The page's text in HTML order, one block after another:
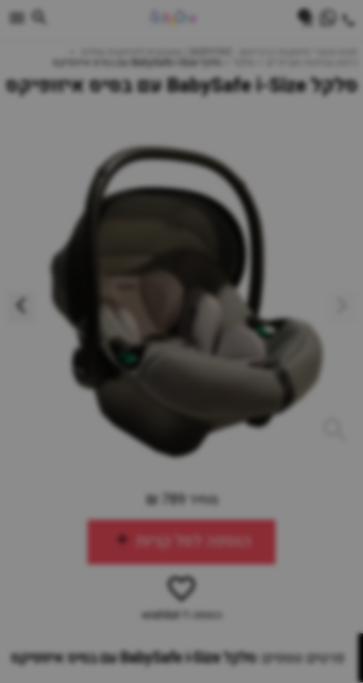
סלקל BabySafe i-Size עם בסיס איזופיקס
מחיר 789 ₪
הוספה לסל קניות
הוספה ל-wishlist
פרטים נוספים:סלקל BabySafe i-Size עם בסיס איזופיקס